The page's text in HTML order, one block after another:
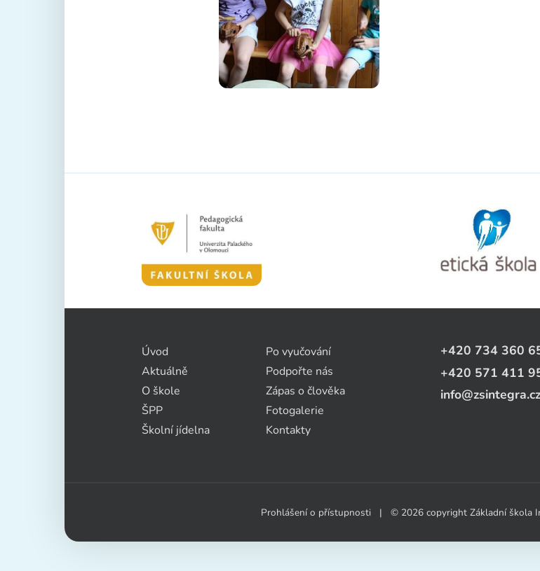
Úvod
Aktuálně
O škole
ŠPP
Školní jídelna
Po vyučování
Podpořte nás
Zápas o člověka
Fotogalerie
Kontakty
+420 734 360
+420 571 411
info@zsintegra.cz
Prohlášení o přístupnosti| © 2026 copyright Základní škola